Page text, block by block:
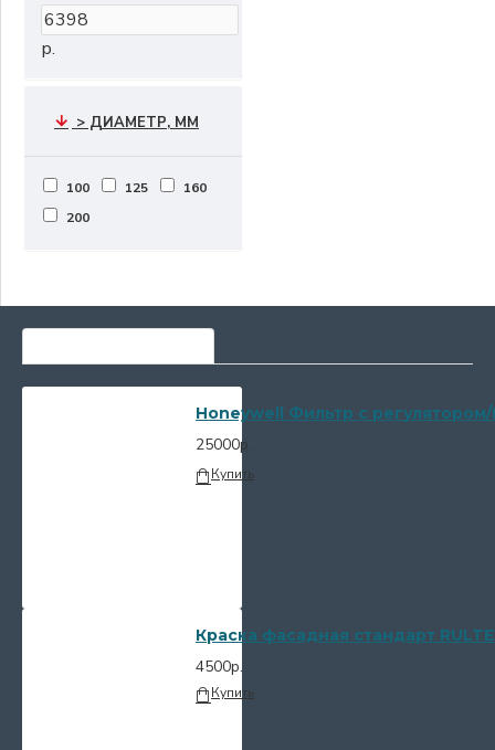
р.
> ДИАМЕТР, ММ
100 125
160
200
Honeywell Фильтр с
25000р.
Купить
Краска фасадная стандарт
4500р.
Купить